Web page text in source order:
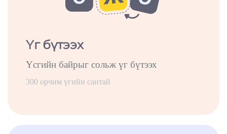
Үг бүтээх
Үсгийн байрыг сольж үг бүтээх
300 орчим үгийн сантай